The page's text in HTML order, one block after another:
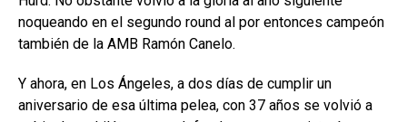
noqueando en el segundo round al por entonces campeón
también de la AMB Ramón Canelo.
Y ahora, en Los Ángeles, a dos días de cumplir un
aniversario de esa última pelea, con 37 años se volvió a